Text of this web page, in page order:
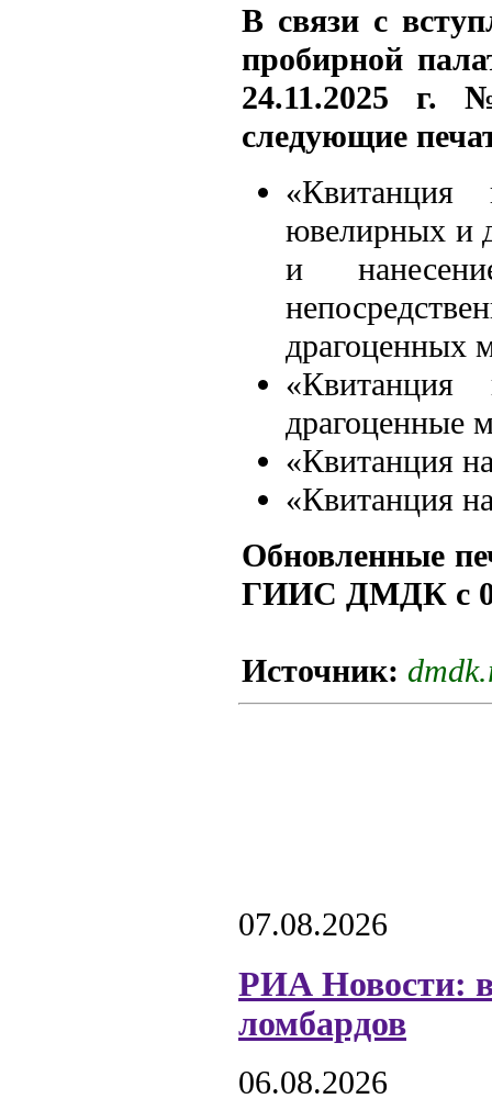
В связи с
пробирной
24.11.2025
следующие
«Квитанция
ювелирных и
и
драгоценных
«Квитанция
драгоценные
«Квитанция
«Квитанция
Обновленные
ГИИС ДМДК с
Источник:
07.08.2026
РИА Новости: в
ломбардов
06.08.2026